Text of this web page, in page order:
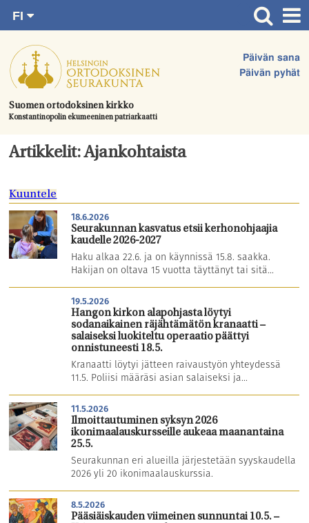
suoraan
sisältöön.
Suomen ortodoksinen kirkko
Konstantinopolin ekumeeninen patriarkaatti
Päivän sana
Päivän pyhät
FI
SV
EN
UA
Etusivu
Ajankohtaista
Juhlat & toimitukset
Kirkot
Tule mukaan
Hautausmaa
Yhteystiedot
Artikkelit: Ajankohtaista
Kuuntele
18.6.2026
Seurakunnan kasvatus etsii kerhonohjaajia
kaudelle 2026-2027
Haku alkaa 22.6. ja on käynnissä 15.8. saakka.
Hakijan on oltava 15 vuotta täyttänyt tai sitä...
19.5.2026
Hangon kirkon alapohjasta löytyi
sodanaikainen räjähtämätön kranaatti –
salaiseksi luokiteltu operaatio päättyi
onnistuneesti 18.5.
Kranaatti löytyi jätteen raivaustyön yhteydessä
11.5. Poliisi määräsi asian salaiseksi ja...
11.5.2026
Ilmoittautuminen syksyn 2026
ikonimaalauskursseille aukeaa maanantaina
25.5.
Seurakunnan eri alueilla järjestetään syyskaudella
2026 yli 20 ikonimaalauskurssia.
8.5.2026
Pääsiäiskauden viimeinen sunnuntai 10.5. –